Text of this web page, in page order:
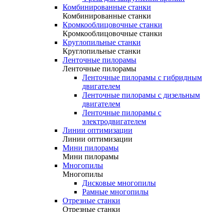
Комбинированные станки
Комбинированные станки
Кромкооблицовочные станки
Кромкооблицовочные станки
Круглопильные станки
Круглопильные станки
Ленточные пилорамы
Ленточные пилорамы
Ленточные пилорамы с гибридным
двигателем
Ленточные пилорамы с дизельным
двигателем
Ленточные пилорамы с
электродвигателем
Линии оптимизации
Линии оптимизации
Мини пилорамы
Мини пилорамы
Многопилы
Многопилы
Дисковые многопилы
Рамные многопилы
Отрезные станки
Отрезные станки